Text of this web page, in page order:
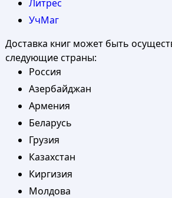
Литрес
УчМаг
Доставка книг может быть
следующие страны:
Россия
Азербайджан
Армения
Беларусь
Грузия
Казахстан
Киргизия
Молдова